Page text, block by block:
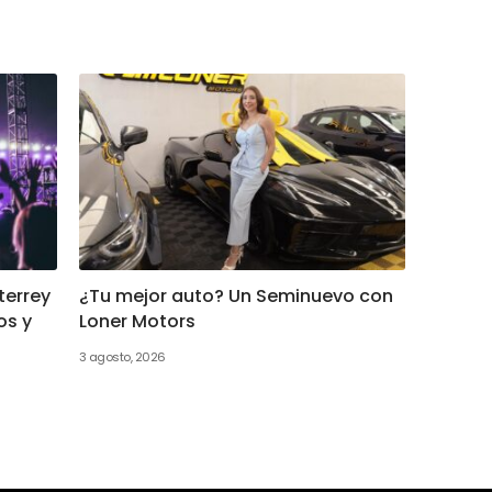
y
¿Tu mejor auto? Un Seminuevo con
Loner Motors
3 agosto, 2026